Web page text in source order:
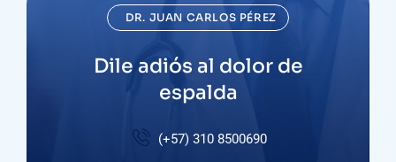
DR. JUAN CARLOS PÉREZ
Dile adiós al dolor de
espalda
(+57) 310 8500690